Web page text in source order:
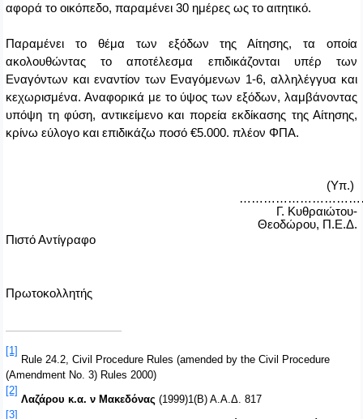
αφορά το οικόπεδο, παραμένει 30 ημέρες ως το αιτητικό.
Παραμένει το θέμα των εξόδων της Αίτησης, τα οποία
ακολουθώντας το αποτέλεσμα επιδικάζονται υπέρ των
Εναγόντων και εναντίον των Εναγόμενων 1-6, αλληλέγγυα και
κεχωρισμένα. Αναφορικά με το ύψος των εξόδων, λαμβάνοντας
υπόψη τη φύση, αντικείμενο και πορεία εκδίκασης της Αίτησης,
κρίνω εύλογο και επιδικάζω ποσό €5.000. πλέον ΦΠΑ.
(Υπ.)
Γ. Κυθραιώτου-
Θεοδώρου, Π.Ε.Δ.
Πιστό Αντίγραφο
Πρωτοκολλητής
[1]
Rule 24.2, Civil Procedure Rules (amended by the Civil Procedure
(Amendment No. 3) Rules 2000)
[2]
Λαζάρου κ.α. ν Μακεδόνας (1999)1(Β) Α.Α.Δ. 817
[3]